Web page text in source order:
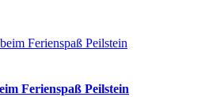
Ferienspaß Peilstein